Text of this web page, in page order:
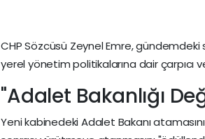
CHP Sözcüsü Zeynel Emre, gündemdeki
yerel yönetim politikalarına dair çarpıcı
"Adalet Bakanlığı
Yeni kabinedeki Adalet Bakanı